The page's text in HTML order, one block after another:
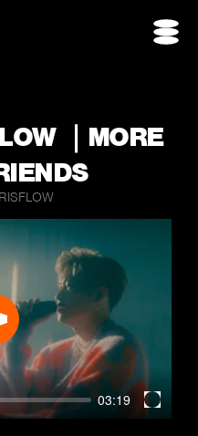
｜MORE
03:19
Enter